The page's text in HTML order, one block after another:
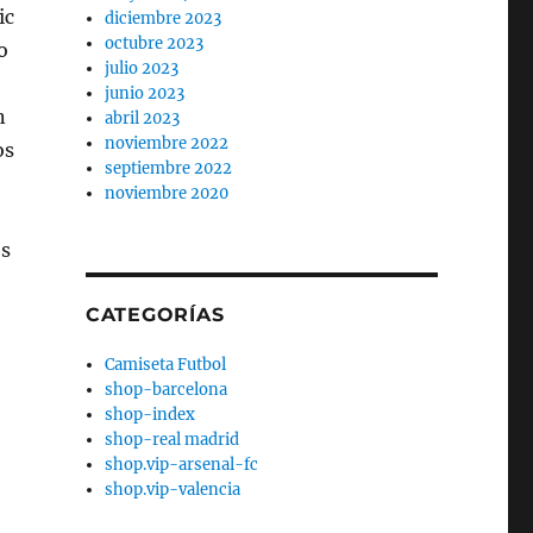
diciembre 2023
octubre 2023
julio 2023
junio 2023
abril 2023
noviembre 2022
septiembre 2022
noviembre 2020
CATEGORÍAS
Camiseta Futbol
shop-barcelona
shop-index
shop-real madrid
shop.vip-arsenal-fc
shop.vip-valencia